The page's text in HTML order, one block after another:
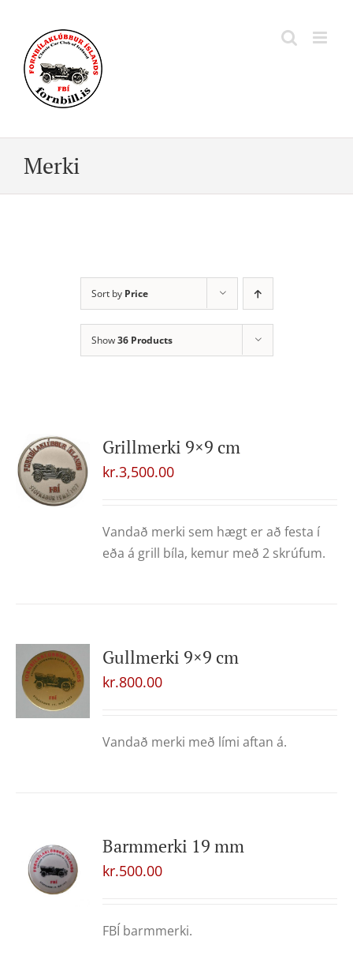
content
Merki
Sort by Price
Show36 Products
Grillmerki 9×9 cm
kr.3,500.00
Vandað merki sem hægt er að festa í
eða á grill bíla, kemur með 2 skrúfum.
Gullmerki 9×9 cm
kr.800.00
Vandað merki með lími aftan á.
Barmmerki 19 mm
kr.500.00
FBÍ barmmerki.